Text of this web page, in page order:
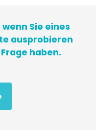
Sie eines
ausprobieren
haben.